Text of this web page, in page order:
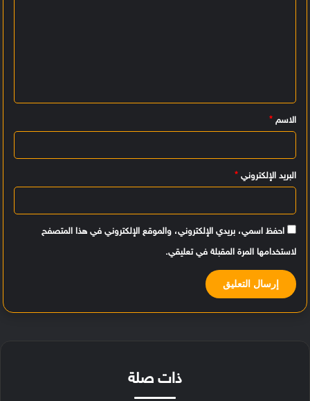
ي
ق
الاسم *
البريد الإلكتروني *
احفظ اسمي، بريدي الإلكتروني، والموقع الإلكتروني في هذا المتصفح
لاستخدامها المرة المقبلة في تعليقي.
ذات صلة